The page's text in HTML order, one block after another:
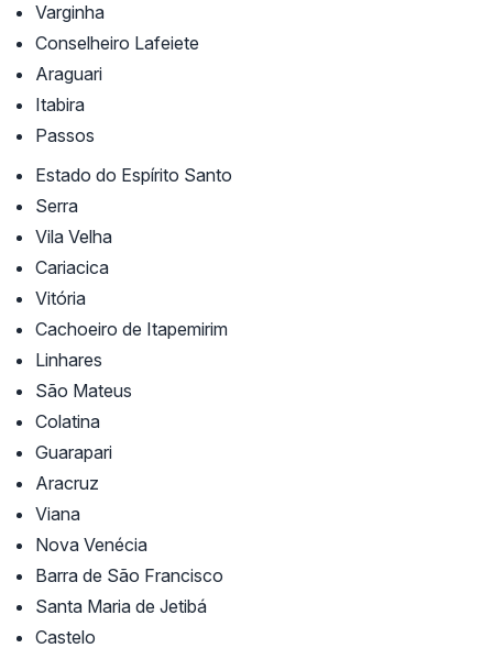
Varginha
Conselheiro Lafeiete
Araguari
Itabira
Passos
Estado do Espírito Santo
Serra
Vila Velha
Cariacica
Vitória
Cachoeiro de Itapemirim
Linhares
São Mateus
Colatina
Guarapari
Aracruz
Viana
Nova Venécia
Barra de São Francisco
Santa Maria de Jetibá
Castelo